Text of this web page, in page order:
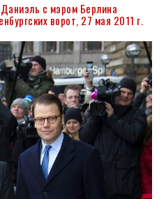
с мэром Берлина
ворот, 27 мая 2011 г.